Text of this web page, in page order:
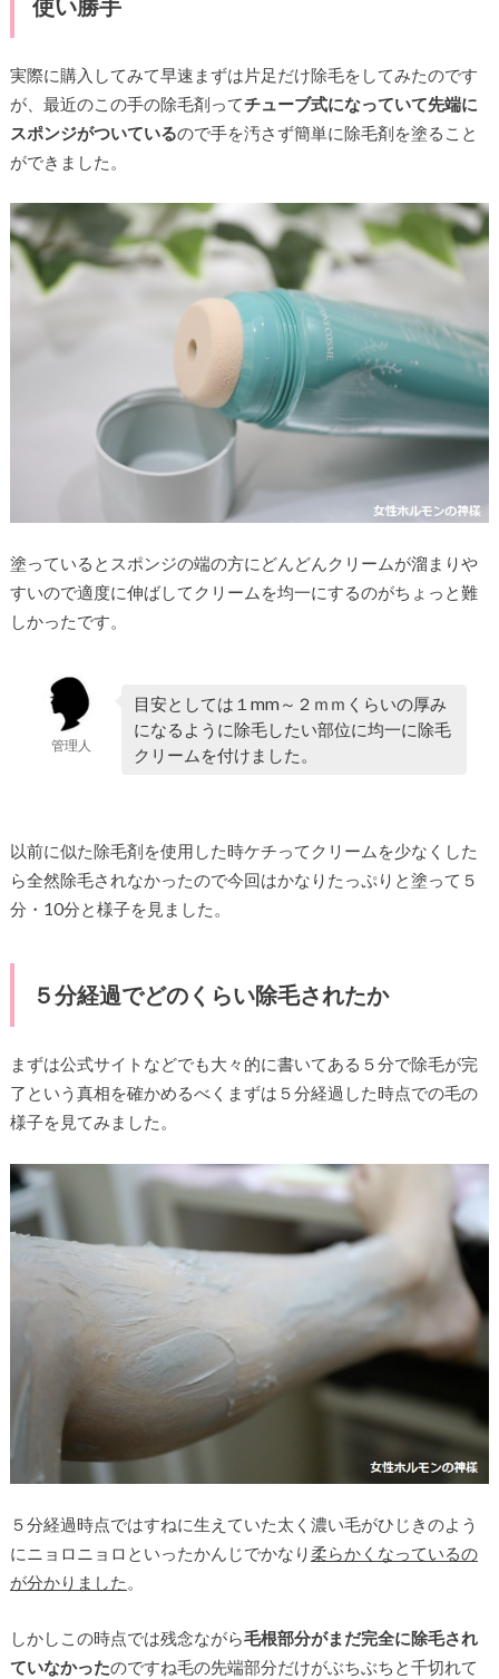
実際に購入してみて早速まずは片足だけ除毛をしてみたのです
が、最近のこの手の除毛剤ってチューブ式になっていて先端に
スポンジがついているので手を汚さず簡単に除毛剤を塗ること
ができました。
塗っているとスポンジの端の方にどんどんクリームが溜まりや
すいので適度に伸ばしてクリームを均一にするのがちょっと難
しかったです。
管理人
目安としては１mm～２ｍｍくらいの厚み
になるように除毛したい部位に均一に除毛
クリームを付けました。
以前に似た除毛剤を使用した時ケチってクリームを少なくした
ら全然除毛されなかったので今回はかなりたっぷりと塗って５
分・10分と様子を見ました。
５分経過でどのくらい除毛されたか
まずは公式サイトなどでも大々的に書いてある５分で除毛が完
了という真相を確かめるべくまずは５分経過した時点での毛の
様子を見てみました。
５分経過時点ではすねに生えていた太く濃い毛がひじきのよう
にニョロニョロといったかんじでかなり柔らかくなっているの
が分かりました
しかしこの時点では残念ながら毛根部分がまだ完全に除毛され
ていなかったのですね毛の先端部分だけがぶちぶちと千切れて